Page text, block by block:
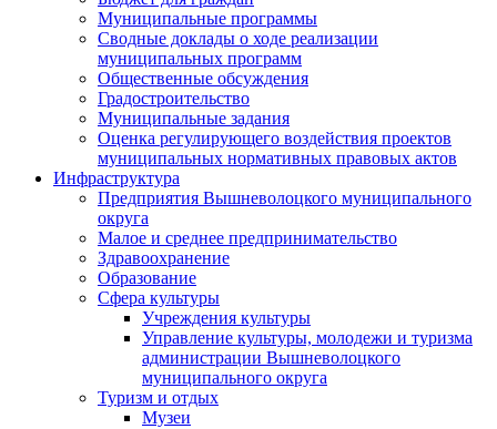
Муниципальные программы
Сводные доклады о ходе реализации
муниципальных программ
Общественные обсуждения
Градостроительство
Муниципальные задания
Оценка регулирующего воздействия проектов
муниципальных нормативных правовых актов
Инфраструктура
Предприятия Вышневолоцкого муниципального
округа
Малое и среднее предпринимательство
Здравоохранение
Образование
Сфера культуры
Учреждения культуры
Управление культуры, молодежи и туризма
администрации Вышневолоцкого
муниципального округа
Туризм и отдых
Музеи